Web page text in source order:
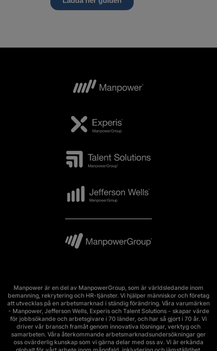
Manpower är en del av ManpowerGroup, som är världsledande inom
bemanning, rekrytering och HR-tjänster. Vi hjälper människor och företag
att utvecklas på en arbetsmarknad i ständig förändring. Våra varumärken
- Manpower, Jefferson Wells, Experis och Talent Solutions - skapar värde
för jobbsökande och arbetsgivare i 70 länder, och har så gjort i 70 år. Vi
driver vår bransch framåt genom innovativa lösningar, verktyg och
samarbeten. Våra återkommande arbetsmarknadsundersökningar ger
oss ovärderlig kunskap som vi gärna delar med oss av. Vi är erkända